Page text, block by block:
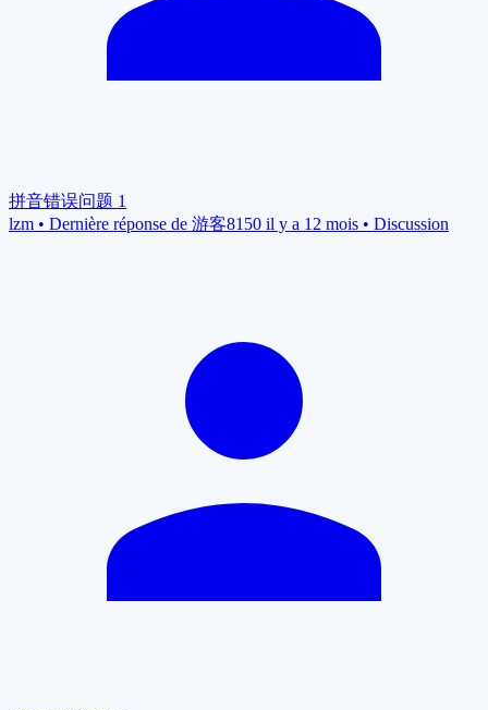
拼音错误问题 1
lzm • Dernière réponse de 游客8150 il y a 12 mois • Discussion